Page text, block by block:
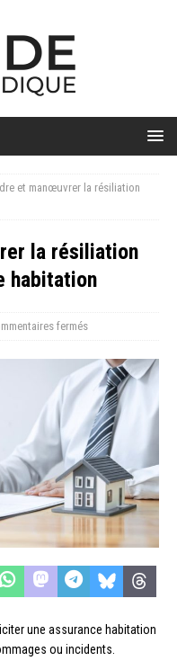
et manœuvrer la résiliation
la résiliation
habitation
fermés
une assurance habitation
ou incidents.